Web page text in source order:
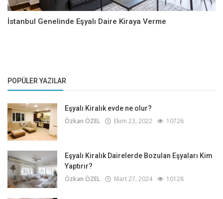
İstanbul Genelinde Eşyalı Daire Kiraya Verme
POPÜLER YAZILAR
Eşyalı Kiralık evde ne olur?
Özkan ÖZEL Ekim 23, 2022 10726
Eşyalı Kiralık Dairelerde Bozulan Eşyaları Kim
Yaptırır?
Özkan ÖZEL Mart 27, 2024 10128